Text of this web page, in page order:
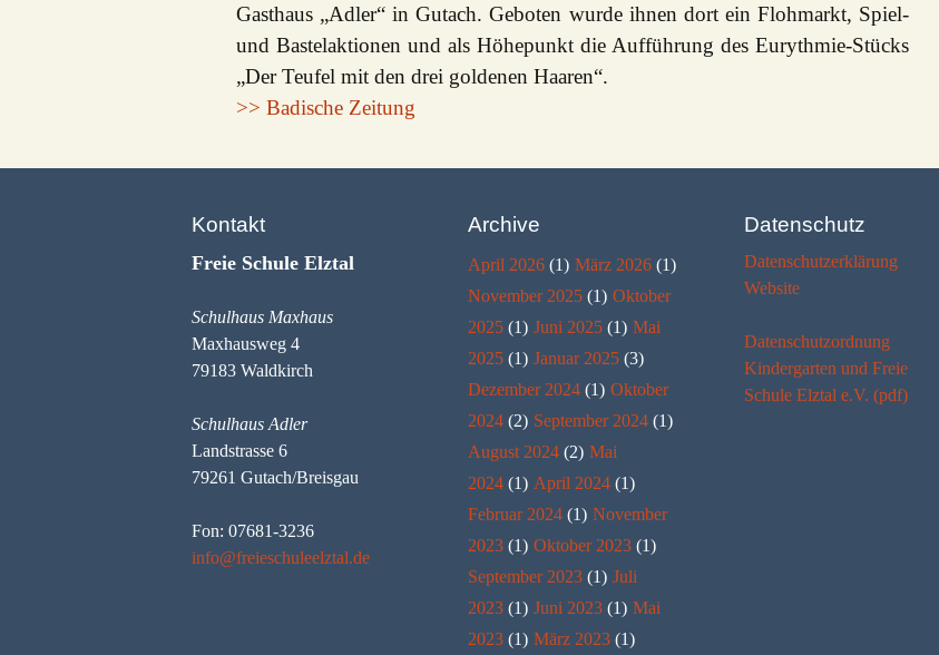
Vereinssatzung
Finanzen
Gasthaus „Adler“ in Gutach. Geboten wurde ihnen dort ein Flohmarkt, Spiel-
und Bastelaktionen und als Höhepunkt die Aufführung des Eurythmie-Stücks
„Der Teufel mit den drei goldenen Haaren“.
>> Badische Zeitung
Kontakt
Freie Schule Elztal
Schulhaus Maxhaus
Maxhausweg 4
79183 Waldkirch
Schulhaus Adler
Landstrasse 6
79261 Gutach/Breisgau
Fon: 07681-3236
info@freieschuleelztal.de
Archive
April 2026 (1) März 2026 (1)
November 2025 (1) Oktober
2025 (1) Juni 2025 (1) Mai
2025 (1) Januar 2025 (3)
Dezember 2024 (1) Oktober
2024 (2) September 2024 (1)
August 2024 (2) Mai
2024 (1) April 2024 (1)
Februar 2024 (1) November
2023 (1) Oktober 2023 (1)
September 2023 (1) Juli
2023 (1) Juni 2023 (1) Mai
2023 (1) März 2023 (1)
Datenschutz
Datenschutzerklärung
Website
Datenschutzordnung
Kindergarten und Freie
Schule Elztal e.V. (pdf)